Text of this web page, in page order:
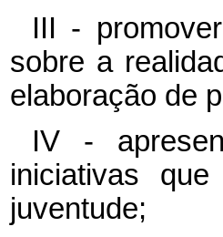
III -
sobre a
elaboração de
IV -
iniciativas
juventude;